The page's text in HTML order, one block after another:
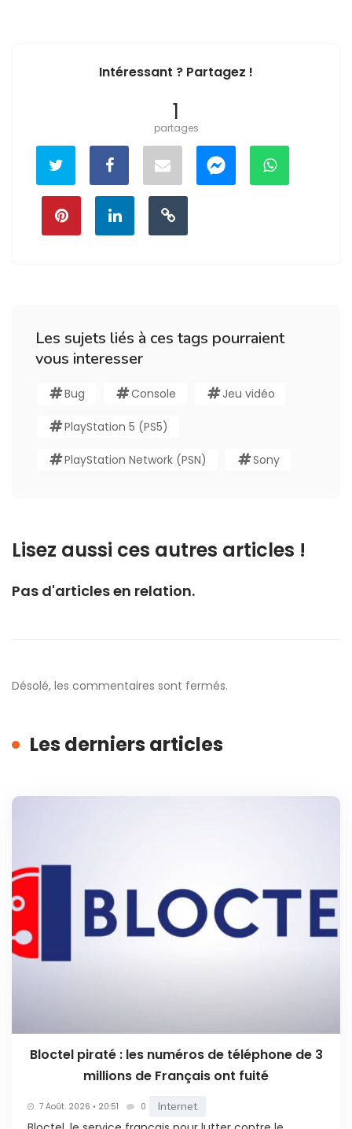
Intéressant ? Partagez !
1
partages
Les sujets liés à ces tags pourraient
vous interesser
Bug Console Jeu vidéo
PlayStation 5 (PS5)
PlayStation Network (PSN) Sony
Lisez aussi ces autres articles !
Pas d'articles en relation.
Désolé, les commentaires sont fermés.
Les derniers articles
Bloctel piraté : les numéros de téléphone de 3
millions de Français ont fuité
7 Août. 2026 • 20:51 0 Internet